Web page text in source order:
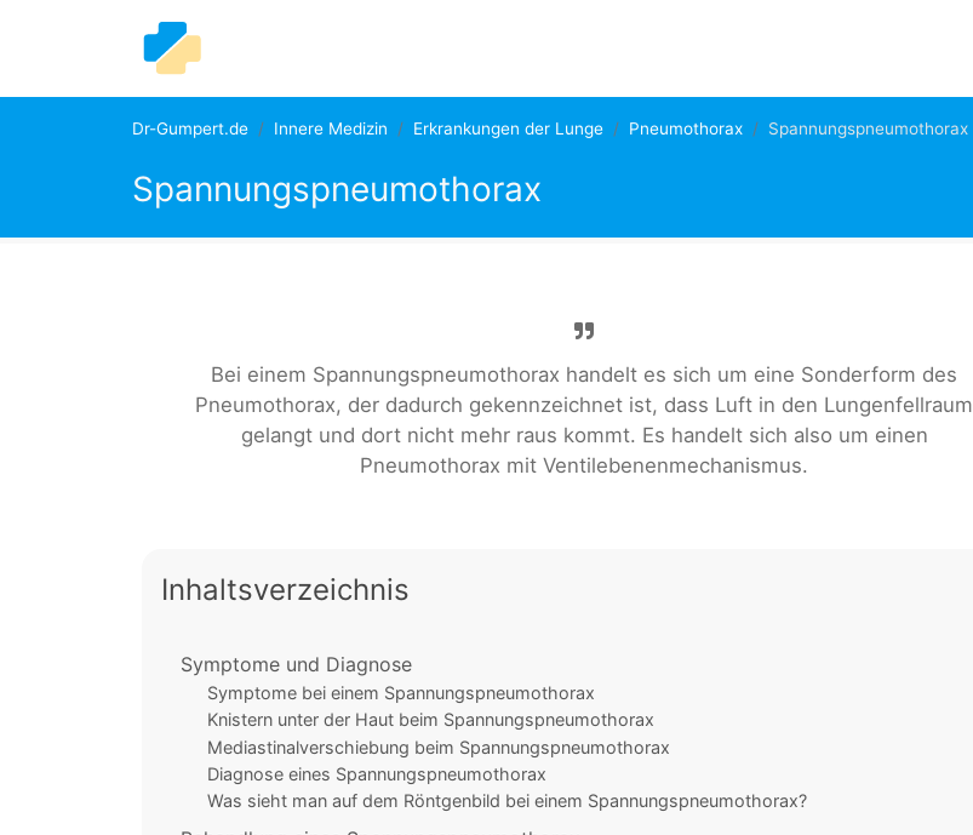
Dr-Gumpert.de Innere Medizin Erkrankungen der Lunge Pneumothorax Spannungspneumothorax
Spannungspneumothorax
Bei einem Spannungspneumothorax handelt es sich um eine Sonderform des
Pneumothorax, der dadurch gekennzeichnet ist, dass Luft in den Lungenfellraum
gelangt und dort nicht mehr raus kommt. Es handelt sich also um einen
Pneumothorax mit Ventilebenenmechanismus.
Inhaltsverzeichnis
Symptome und Diagnose
Symptome bei einem Spannungspneumothorax
Knistern unter der Haut beim Spannungspneumothorax
Mediastinalverschiebung beim Spannungspneumothorax
Diagnose eines Spannungspneumothorax
Was sieht man auf dem Röntgenbild bei einem Spannungspneumothorax?